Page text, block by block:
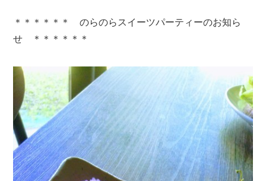
＊＊＊＊＊＊ のらのらスイーツパーティーのお知ら
せ ＊＊＊＊＊＊